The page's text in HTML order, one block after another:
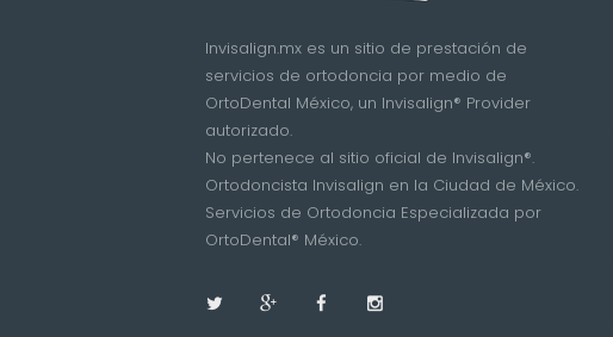
Invisalign.mx es un sitio de prestación de
servicios de ortodoncia por medio de
OrtoDental México, un Invisalign® Provider
autorizado.
No pertenece al sitio oficial de Invisalign®.
Ortodoncista Invisalign en la Ciudad de México.
Servicios de Ortodoncia Especializada por
OrtoDental® México.